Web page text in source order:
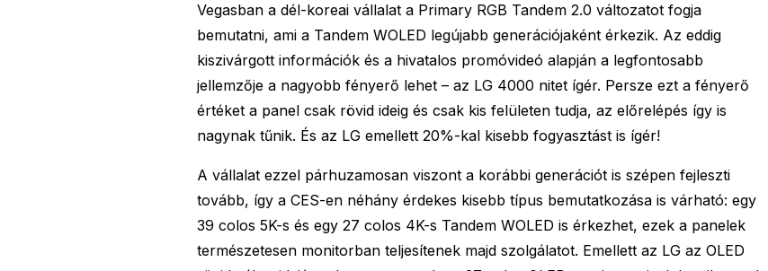
Vegasban a dél-koreai vállalat a Primary RGB Tandem 2.0 változatot fogja
bemutatni, ami a Tandem WOLED legújabb generációjaként érkezik. Az eddig
kiszivárgott információk és a hivatalos promóvideó alapján a legfontosabb
jellemzője a nagyobb fényerő lehet – az LG 4000 nitet ígér. Persze ezt a fényerő
értéket a panel csak rövid ideig és csak kis felületen tudja, az előrelépés így is
nagynak tűnik. És az LG emellett 20%-kal kisebb fogyasztást is ígér!
A vállalat ezzel párhuzamosan viszont a korábbi generációt is szépen fejleszti
tovább, így a CES-en néhány érdekes kisebb típus bemutatkozása is várható: egy
39 colos 5K-s és egy 27 colos 4K-s Tandem WOLED is érkezhet, ezek a panelek
természetesen monitorban teljesítenek majd szolgálatot. Emellett az LG az OLED